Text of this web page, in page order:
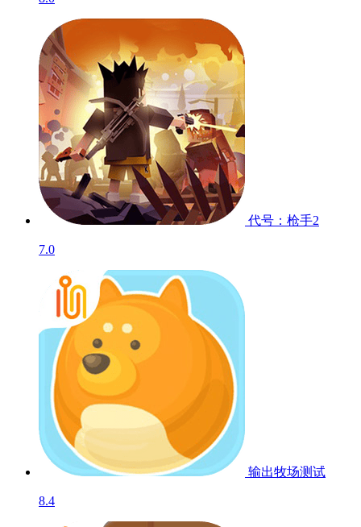
代号：枪手2
7.0
输出牧场测试
8.4